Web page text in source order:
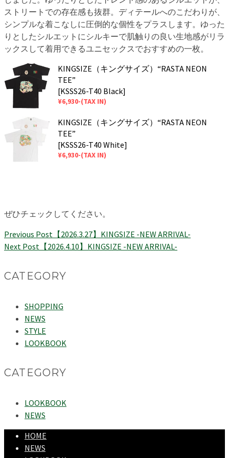
ストリートでの存在感も抜群。ディテールへのこだわりが、
シンプルな着こなしに圧倒的な個性をプラスします。ゆった
りとしたシルエットにシルキーで肌触りの良い生地感がリラ
ックスして着用できるユニセックスでおすすめの一枚。
KINGSIZE（キングサイズ）“RASTA NEON
TEE”
[KSSS26-T40 Black]
¥6,930-(TAX IN)
KINGSIZE（キングサイズ）“RASTA NEON
TEE”
[KSSS26-T40 White]
¥6,930-(TAX IN)
ぜひチェックしてください。
Previous Post 【2026.3.27】KINGSIZE -NEW ARRIVAL-
Next Post 【2026.4.10】KINGSIZE -NEW ARRIVAL-
CATEGORY
SHOPPING
NEWS
STYLE
LOOKBOOK
CATEGORY
LOOKBOOK
NEWS
HOME
NEWS